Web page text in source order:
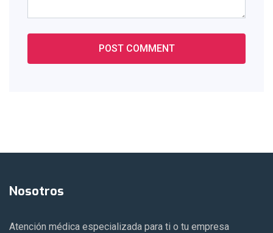
Nosotros
Atención médica especializada para ti o tu empresa